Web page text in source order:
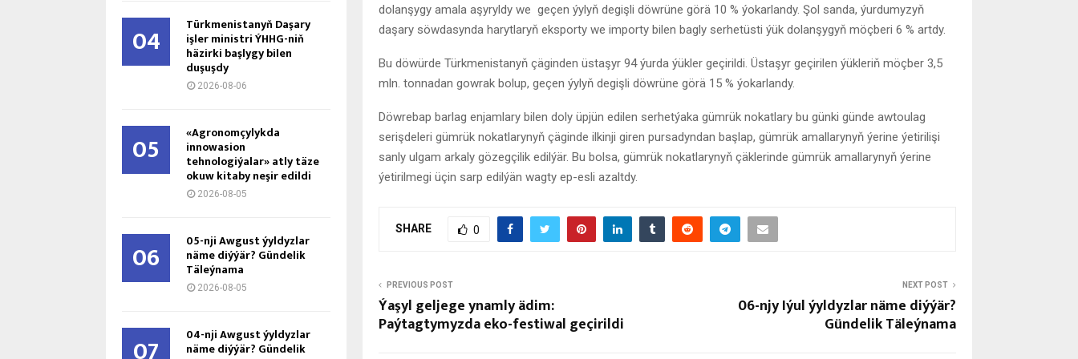
dolanşygy amala aşyryldy we geçen ýylyň degişli döwrüne görä 10 % ýokarlandy. Şol sanda, ýurdumyzyň
daşary söwdasynda harytlaryň eksporty we importy bilen bagly serhetüsti ýük dolanşygyň möçberi 6 % artdy.
Bu döwürde Türkmenistanyň çäginden üstaşyr 94 ýurda ýükler geçirildi. Üstaşyr geçirilen ýükleriň möçber 3,5
mln. tonnadan gowrak bolup, geçen ýylyň degişli döwrüne görä 15 % ýokarlandy.
Döwrebap barlag enjamlary bilen doly üpjün edilen serhetýaka gümrük nokatlary bu günki günde awtoulag
serişdeleri gümrük nokatlarynyň çäginde ilkinji giren pursadyndan başlap, gümrük amallarynyň ýerine ýetirilişi
sanly ulgam arkaly gözegçilik edilýär. Bu bolsa, gümrük nokatlarynyň çäklerinde gümrük amallarynyň ýerine
ýetirilmegi üçin sarp edilýän wagty ep-esli azaltdy.
SHARE 0
PREVIOUS POST
Ýaşyl geljege ynamly ädim:
Paýtagtymyzda eko-festiwal geçirildi
NEXT POST
06-njy Iýul ýyldyzlar näme diýýär?
Gündelik Täleýnama
04 Türkmenistanyň Daşary
işler ministri ÝHHG-niň
häzirki başlygy bilen
duşuşdy
2026-08-06
05 «Agronomçylykda
innowasion
tehnologiýalar» atly täze
okuw kitaby neşir edildi
2026-08-05
06 05-nji Awgust ýyldyzlar
näme diýýär? Gündelik
Täleýnama
2026-08-05
04-nji Awgust ýyldyzlar
näme diýýär? Gündelik